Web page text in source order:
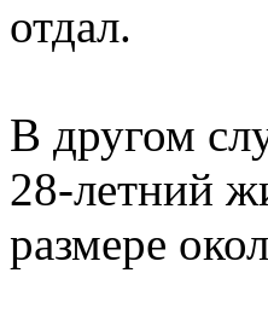
отдал.
В другом
28-летний
размере